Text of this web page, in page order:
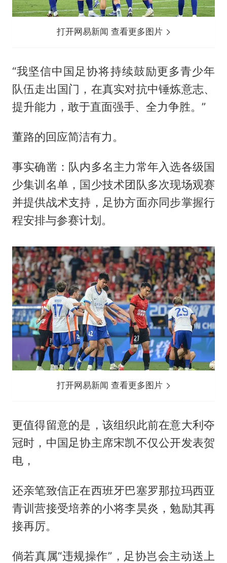
打开网易新闻 查看更多图片
“我坚信中国足协将持续鼓励更多青少年
队伍走出国门，在真实对抗中锤炼意志、
提升能力，敢于直面强手、全力争胜。”
董路的回应简洁有力。
事实确凿：队内多名主力常年入选各级国
少集训名单，国少技术团队多次现场观赛
并提供战术支持，足协方面亦同步掌握行
程安排与参赛计划。
打开网易新闻 查看更多图片
更值得留意的是，该组织此前在意大利夺
冠时，中国足协主席宋凯不仅公开发表贺
电，
还亲笔致信正在西班牙巴塞罗那拉玛西亚
青训营接受培养的小将李昊炎，勉励其再
接再厉。
倘若真属“违规操作”，足协岂会主动送上